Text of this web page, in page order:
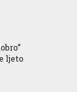
ljeto